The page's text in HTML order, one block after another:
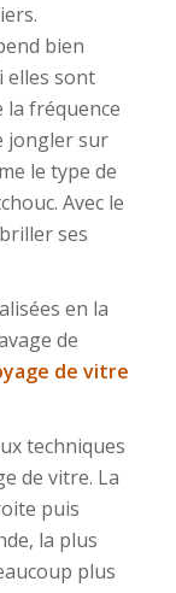
bien
elles sont
la fréquence
jongler sur
le type de
Avec le
ses
en la
de
de vitre
techniques
de vitre. La
puis
la plus
plus